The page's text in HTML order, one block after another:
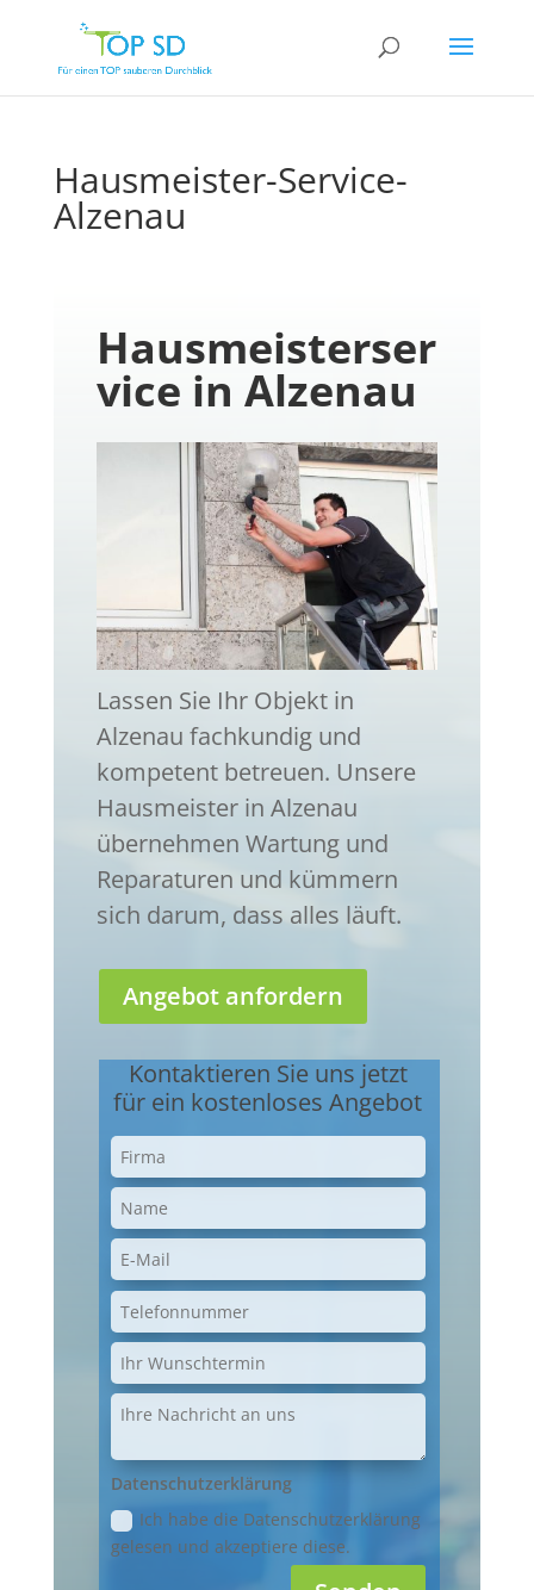
Hausmeister-Service-
Alzenau
Hausmeisterser
vice in Alzenau
Lassen Sie Ihr Objekt in
Alzenau fachkundig und
kompetent betreuen. Unsere
Hausmeister in Alzenau
übernehmen Wartung und
Reparaturen und kümmern
sich darum, dass alles läuft.
Angebot anfordern
Kontaktieren Sie uns jetzt
für ein kostenloses Angebot
Datenschutzerklärung
Ich habe die Datenschutzerklärung
gelesen und akzeptiere diese.